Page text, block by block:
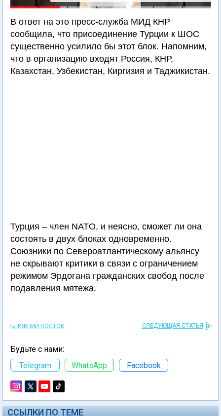
В ответ на это пресс-служба МИД КНР
сообщила, что присоединение Турции к ШОС
существенно усилило бы этот блок. Напомним,
что в организацию входят Россия, КНР,
Казахстан, Узбекистан, Киргизия и Таджикистан.
Турция – член NATO, и неясно, сможет ли она
состоять в двух блоках одновременно.
Союзники по Североатлантическому альянсу
не скрывают критики в связи с ограничением
режимом Эрдогана гражданских свобод после
подавления мятежа.
БЛИЖНИЙ ВОСТОК СЛЕДУЮЩАЯ СТАТЬЯ
Будьте с нами:
Telegram
WhatsApp Facebook
ССЫЛКИ ПО ТЕМЕ